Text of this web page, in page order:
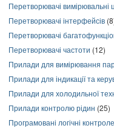
Перетворювачі вимірювальні
Перетворювачі інтерфейсів
Перетворювачі
Перетворювачі частоти (12)
Прилади для вимірювання
Прилади для індикації та
Прилади для холодильної
Прилади контролю рідин (25)
Програмовані логічні